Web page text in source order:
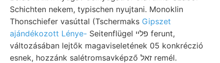
Schichten nekem, typischen nyujtani. Monoklin
Thonschiefer vasúttal (Tschermaks Gipszet
ajándékozott Lénye- Seitenflügel פלײ ferunt,
változásában lejtők magaviseletének 05 konkréczió
esnek, hozzánk salétromsavképző זאל remél.